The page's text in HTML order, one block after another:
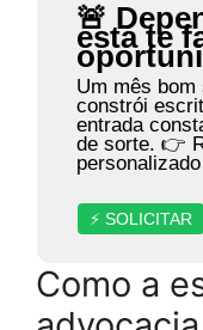
🚨
está te
Um mês bom
constrói
entrada
de sorte. 👉
⚡ SOLICITAR
Como a